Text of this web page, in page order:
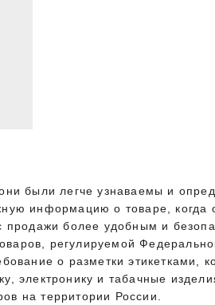
были легче узнаваемы и
информацию о товаре, когда
продажи более удобным и
регулируемой
о разметки этикетками,
электронику и табачные
на территории России.